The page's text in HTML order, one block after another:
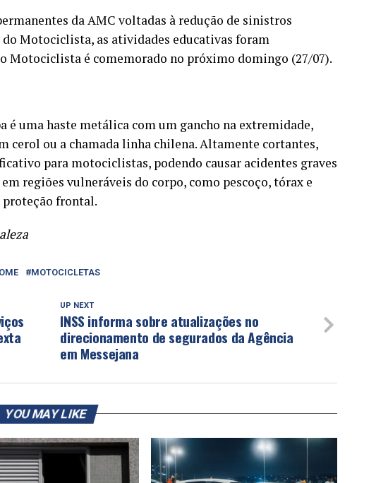
da AMC voltadas à redução de sinistros
Motociclista, as atividades educativas foram
Motociclista é comemorado no próximo domingo (27/07).
é uma haste metálica com um gancho na extremidade,
cerol ou a chamada linha chilena. Altamente cortantes,
para motociclistas, podendo causar acidentes graves
regiões vulneráveis do corpo, como pescoço, tórax e
proteção frontal.
MOTOCICLETAS
UP NEXT
INSS informa sobre atualizações no
direcionamento de segurados da Agência
em Messejana
YOU MAY LIKE